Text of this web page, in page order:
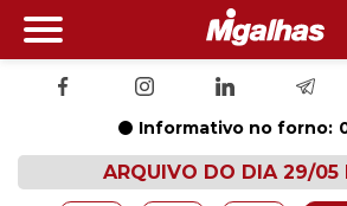
Informativo no forno:
ARQUIVO DO DIA 29/05